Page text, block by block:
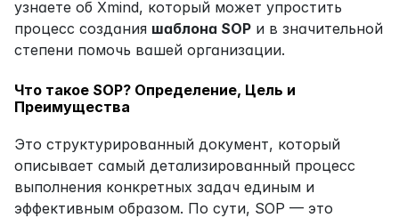
узнаете об Xmind, который может упростить
процесс создания шаблона SOP и в значительной
степени помочь вашей организации.
Что такое SOP? Определение, Цель и
Преимущества
Это структурированный документ, который
описывает самый детализированный процесс
выполнения конкретных задач единым и
эффективным образом. По сути, SOP — это